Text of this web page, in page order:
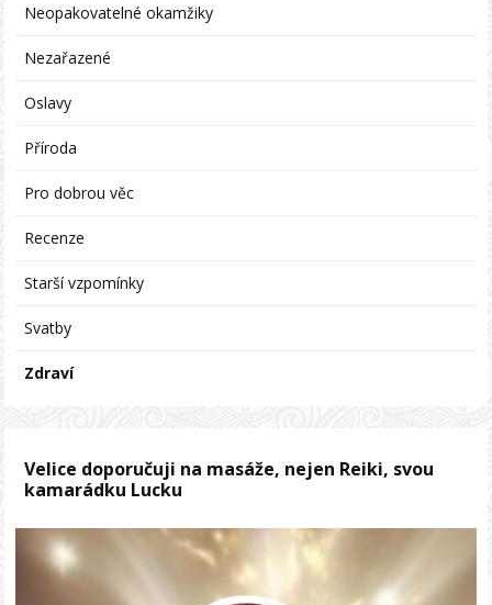
Neopakovatelné okamžiky
Nezařazené
Oslavy
Příroda
Pro dobrou věc
Recenze
Starší vzpomínky
Svatby
Zdraví
Velice doporučuji na masáže, nejen Reiki, svou
kamarádku Lucku